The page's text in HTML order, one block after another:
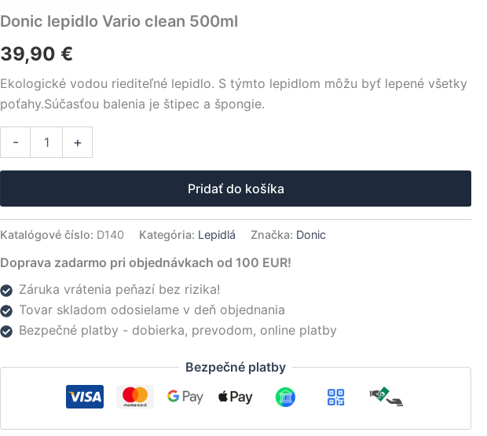
Donic lepidlo Vario clean 500ml
39,90€
Ekologické vodou riediteľné lepidlo. S týmto lepidlom môžu byť lepené všetky
poťahy.Súčasťou balenia je štipec a špongie.
- +
Pridať do košíka
Katalógové číslo: D140 Kategória: Lepidlá Značka: Donic
Doprava zadarmo pri objednávkach od 100 EUR!
Záruka vrátenia peňazí bez rizika!
Tovar skladom odosielame v deň objednania
Bezpečné platby - dobierka, prevodom, online platby
Bezpečné platby